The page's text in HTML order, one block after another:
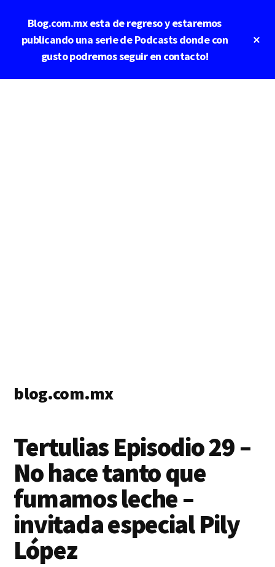
contenido
principal
Blog.com.mx esta de regreso y estaremos
publicando una serie de Podcasts donde con
gusto podremos seguir en contacto!
blog.com.mx
blogs
Tertulias Episodio 29 –
No hace tanto que
fumamos leche –
invitada especial Pily
López